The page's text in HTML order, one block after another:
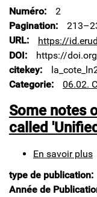
Numéro
2
Pagination
URL
https://
DOI
https://
citekey
Categorie
06.02.
Some notes
called
En savoir plus
type de publication
Année de